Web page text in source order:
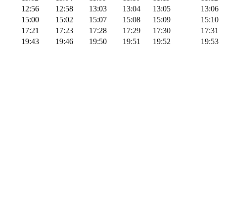
12:56 12:58 13:03 13:04 13:05 13:06
15:00 15:02 15:07 15:08 15:09 15:10
17:21 17:23 17:28 17:29 17:30 17:31
19:43 19:46 19:50 19:51 19:52 19:53